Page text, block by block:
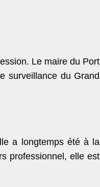
Le maire du Port
surveillance du Grand
a longtemps été à la
professionnel, elle est